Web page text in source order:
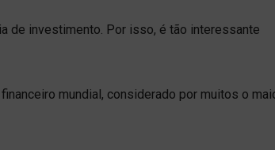
de investimento. Por isso, é tão interessante
mundial, considerado por muitos o